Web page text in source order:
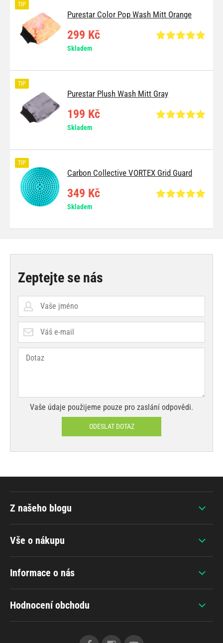
Purestar Color Pop Wash Mitt Orange
TIP
299 Kč
Skladem
Purestar Plush Wash Mitt Gray
TIP
199 Kč
Skladem
Carbon Collective VORTEX Grid Guard
TIP
349 Kč
Skladem
Zeptejte se nás
Vaše údaje použijeme pouze pro zaslání odpovědi.
ODESLAT DOTAZ
Vše o nákupu
Informace o nás
Hodnocení obchodu
Z našeho blogu